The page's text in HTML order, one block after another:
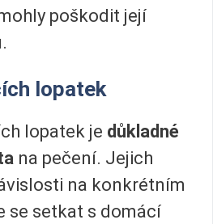
poškodit její
lopatek
lopatek je důkladné
na pečení. Jejich
na konkrétním
se setkat s domácí